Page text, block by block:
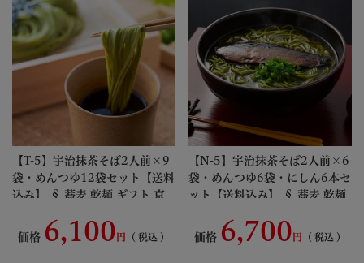
【T-5】宇治抹茶そば2人前×9
袋・めんつゆ12袋セット【送料
込み】 § 蕎麦 乾麺 ギフト 京
価格 6,100 税込
【N-5】宇治抹茶そば2人前×6
袋・めんつゆ6袋・にしん6本セ
ット【送料込み】 § 蕎麦 乾麺
価格 6,700 税込